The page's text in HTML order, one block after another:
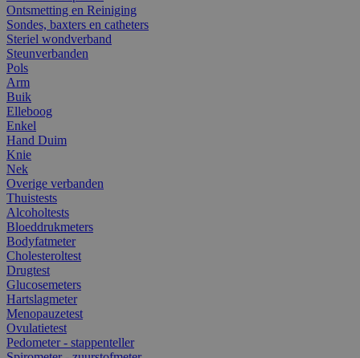
Ontsmetting en Reiniging
Sondes, baxters en catheters
Steriel wondverband
Steunverbanden
Pols
Arm
Buik
Elleboog
Enkel
Hand Duim
Knie
Nek
Overige verbanden
Thuistests
Alcoholtests
Bloeddrukmeters
Bodyfatmeter
Cholesteroltest
Drugtest
Glucosemeters
Hartslagmeter
Menopauzetest
Ovulatietest
Pedometer - stappenteller